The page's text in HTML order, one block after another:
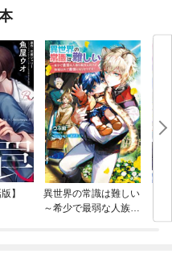
】
異世界の常識は難しい
～希少で最弱な人族に
ラ